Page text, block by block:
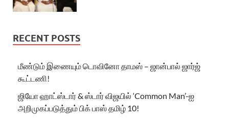
RECENT POSTS
மீண்டும் இணையும் டொவினோ தாமஸ் – ஜான்பால் ஜார்ஜ்
கூட்டணி!
ஜியோ ஹாட்ஸ்டார் & ஸ்டார் விஜயில் ‘Common Man’-ஐ
அறிமுகப்படுத்தும் பிக் பாஸ் தமிழ் 10!